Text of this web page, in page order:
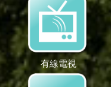
有線電視